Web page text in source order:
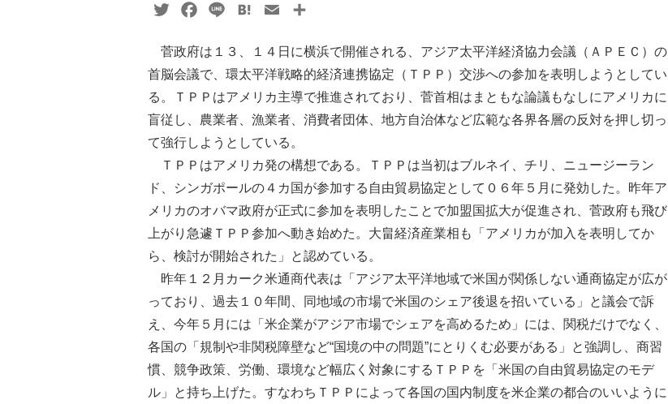
TwitterFacebook
Line HatenaEmail
菅政府は１３、１４日に横浜で開催される、アジア太平洋経済協力会議（ＡＰＥＣ）の
首脳会議で、環太平洋戦略的経済連携協定（ＴＰＰ）交渉への参加を表明しようとしてい
る。ＴＰＰはアメリカ主導で推進されており、菅首相はまともな論議もなしにアメリカに
盲従し、農業者、漁業者、消費者団体、地方自治体など広範な各界各層の反対を押し切っ
て強行しようとしている。
ＴＰＰはアメリカ発の構想である。ＴＰＰは当初はブルネイ、チリ、ニュージーラン
ド、シンガポールの４カ国が参加する自由貿易協定として０６年５月に発効した。昨年ア
メリカのオバマ政府が正式に参加を表明したことで加盟国拡大が促進され、菅政府も飛び
上がり急遽ＴＰＰ参加へ動き始めた。大畠経済産業相も「アメリカが加入を表明してか
ら、検討が開始された」と認めている。
昨年１２月カーク米通商代表は「アジア太平洋地域で米国が関係しない通商協定が広が
っており、過去１０年間、同地域の市場で米国のシェア後退を招いている」と議会で訴
え、今年５月には「米企業がアジア市場でシェアを高めるため」には、関税だけでなく、
各国の「規制や非関税障壁など“国境の中の問題”にとりくむ必要がある」と強調し、商習
慣、競争政策、労働、環境など幅広く対象にするＴＰＰを「米国の自由貿易協定のモデ
ル」と持ち上げた。すなわちＴＰＰによって各国の国内制度を米企業の都合のいいように